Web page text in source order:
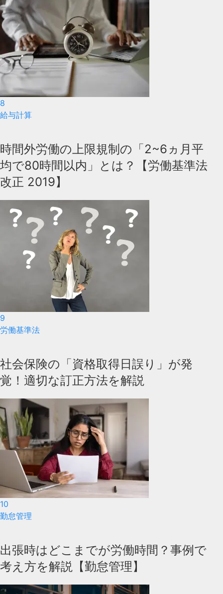
8
給与計算
時間外労働の上限規制の「2~6ヵ月平
均で80時間以内」とは？【労働基準法
改正 2019】
9
労働基準法
社会保険の「資格取得日誤り」が発
覚！適切な訂正方法を解説
10
勤怠管理
出張時はどこまでが労働時間？事例で
考え方を解説【勤怠管理】